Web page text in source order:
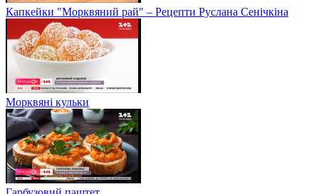
Капкейки "Морквяний рай" – Рецепти Руслана Сенічкіна
Морквяні кульки